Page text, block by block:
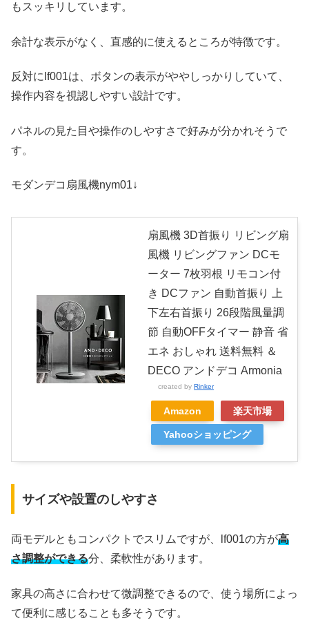
もスッキリしています。
余計な表示がなく、直感的に使えるところが特徴です。
反対にlf001は、ボタンの表示がややしっかりしていて、
操作内容を視認しやすい設計です。
パネルの見た目や操作のしやすさで好みが分かれそうで
す。
モダンデコ扇風機nym01↓
扇風機 3D首振り リビング扇
風機 リビングファン DCモ
ーター 7枚羽根 リモコン付
き DCファン 自動首振り 上
下左右首振り 26段階風量調
節 自動OFFタイマー 静音 省
エネ おしゃれ 送料無料 ＆
DECO アンドデコ Armonia
created by Rinker
Amazon 楽天市場
Yahooショッピング
サイズや設置のしやすさ
両モデルともコンパクトでスリムですが、lf001の方が高
さ調整ができる分、柔軟性があります。
家具の高さに合わせて微調整できるので、使う場所によっ
て便利に感じることも多そうです。